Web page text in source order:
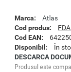
Marca:
Atlas
Cod produs:
Cod EAN:
Disponibil:
În
DESCARCA
Produsul este